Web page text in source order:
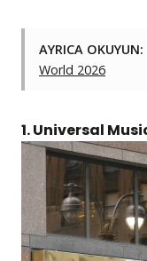
AYRICA OKUYUN:
World 2026
1. Universal